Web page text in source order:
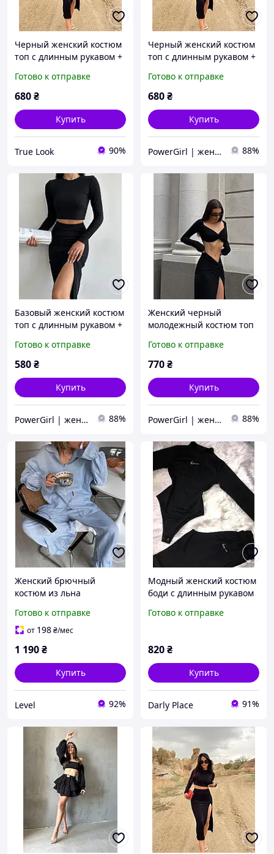
Черный женский костюм
топ с длинным рукавом +
44-46 размеры)
Готово к отправке
680₴
Купить
True Look 90%
Черный женский костюм
топ с длинным рукавом +
44-46 размеры)
Готово к отправке
680₴
Купить
PowerGirl | женская одежда 88%
Базовый женский костюм
топ с длинным рукавом +
(черный, бежевый,
синий, серый, зеленый)
Готово к отправке
580₴
Купить
PowerGirl | женская одежда 88%
Женский черный
молодежный костюм топ
с длинным рукавом
Готово к отправке
770₴
Купить
PowerGirl | женская одежда 88%
Женский брючный
костюм из льна
Готово к отправке
от 198₴/мес
1 190₴
Купить
Level 92%
Модный женский костюм
боди с длинным рукавом
резинке с принтом Nike
Готово к отправке
820₴
Купить
Darly Place 91%